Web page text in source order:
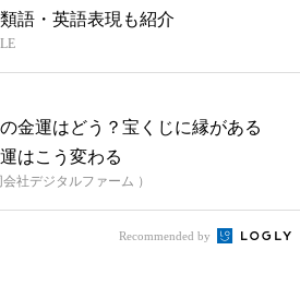
語・英語表現も紹介
金運はどう？宝くじに縁がある
はこう変わる
社デジタルファーム ）
Recommended by